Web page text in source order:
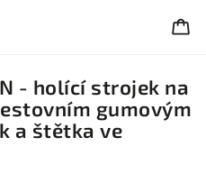
- holící strojek na
gumovým
a štětka ve